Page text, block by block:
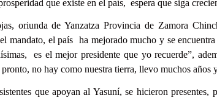
que existe en el país, espera que siga
oriunda de Yanzatza Provincia de Zamora
mandato, el país ha mejorado mucho y se
es el mejor presidente que yo recuerde”,
no hay como nuestra tierra, llevo muchos años
que apoyan al Yasuní, se hicieron presentes,